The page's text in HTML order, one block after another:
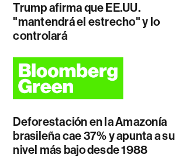
Trump afirma que EE.UU.
"mantendrá el estrecho" y lo
controlará
Deforestación en la Amazonía
brasileña cae 37% y apunta a su
nivel más bajo desde 1988